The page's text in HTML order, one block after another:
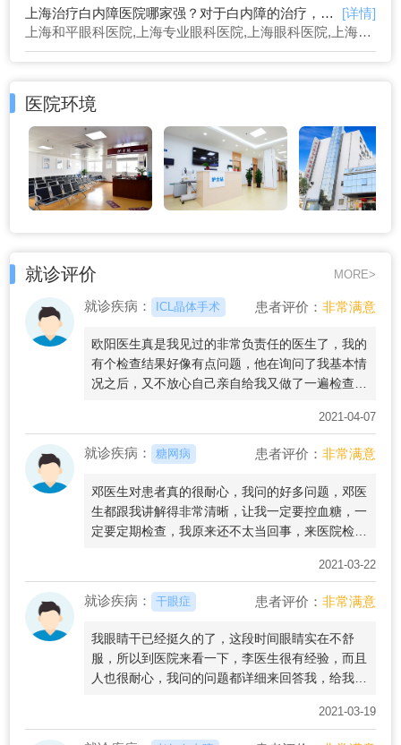
上海治疗白内障医院哪家强？对于白内障的治疗，通常情况下就是通过手术置换人工晶体，虽然手术看起来很小，只有几分钟就可以完成，但是无论是大手术还是小手术，都是存在风险的，而且白内障手术，并不是没有难度的，对于需要置换多焦人工晶体的，以及身体情况比较复杂的，
[详情]
上海和平眼科医院,上海专业眼科医院,上海眼科医院,上海眼科
医院环境
就诊评价 MORE>
就诊疾病： ICL晶体手术 患者评价：非常满意
欧阳医生真是我见过的非常负责任的医生了，我的
有个检查结果好像有点问题，他在询问了我基本情
况之后，又不放心自己亲自给我又做了一遍检查，
2021-04-07
就诊疾病： 糖网病 患者评价：非常满意
邓医生对患者真的很耐心，我问的好多问题，邓医
生都跟我讲解得非常清晰，让我一定要控血糖，一
定要定期检查，我原来还不太当回事，来医院检查
2021-03-22
就诊疾病： 干眼症 患者评价：非常满意
我眼睛干已经挺久的了，这段时间眼睛实在不舒
服，所以到医院来看一下，李医生很有经验，而且
人也很耐心，我问的问题都详细来回答我，给我开
2021-03-19